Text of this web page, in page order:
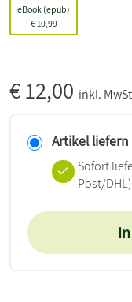
eBook (epub)
€10,99
€12,00 inkl.
Artikel liefern
Sofort
Post/DHL)